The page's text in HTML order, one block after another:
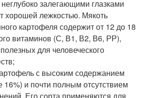
залегающими глазками
хорошей лежкостью. Мякоть
картофеля содержит от 12 до 18
витаминов (С, В1, В2, В6, РР),
для человеческого
с высоким содержанием
16%) и почти полным отсутствием
Его сорта применяются для